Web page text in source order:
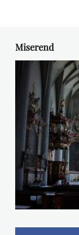
Miserend